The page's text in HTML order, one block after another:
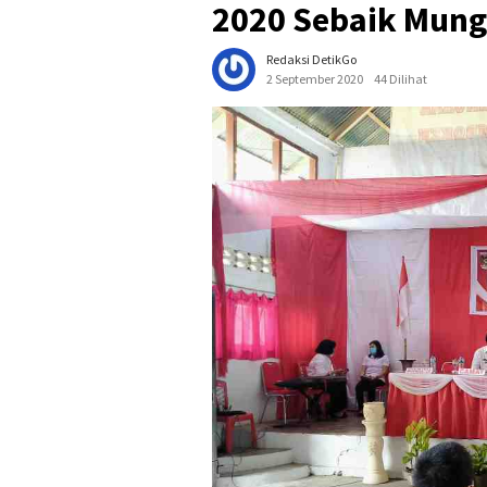
2020 Sebaik
Redaksi DetikGo
2 September 2020
44 Dilihat